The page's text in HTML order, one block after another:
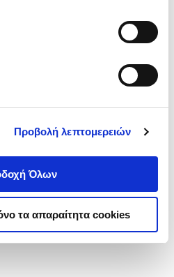
Προβολή λεπτομερειών
Όλων
τα απαραίτητα cookies